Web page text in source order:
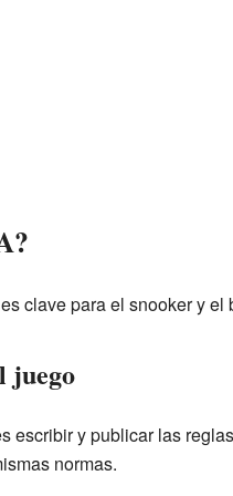
clave para el snooker y el
juego
escribir y publicar las
normas.